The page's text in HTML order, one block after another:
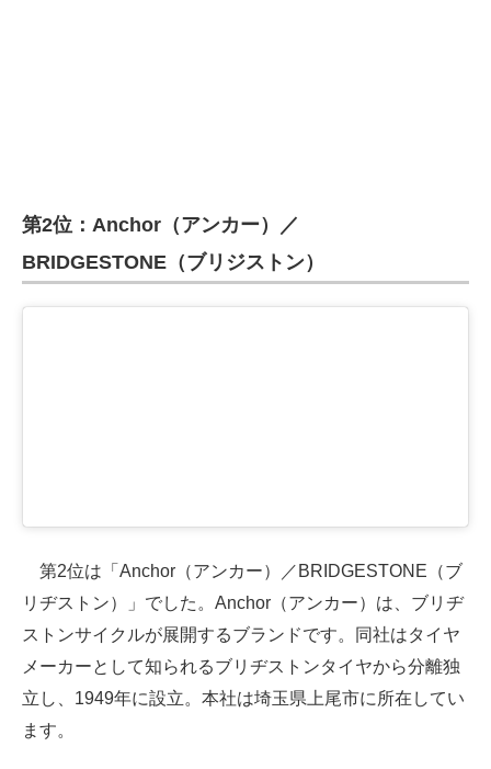
第2位：Anchor（アンカー）／
BRIDGESTONE（ブリジストン）
第2位は「Anchor（アンカー）／BRIDGESTONE（ブ
リヂストン）」でした。Anchor（アンカー）は、ブリヂ
ストンサイクルが展開するブランドです。同社はタイヤ
メーカーとして知られるブリヂストンタイヤから分離独
立し、1949年に設立。本社は埼玉県上尾市に所在してい
ます。